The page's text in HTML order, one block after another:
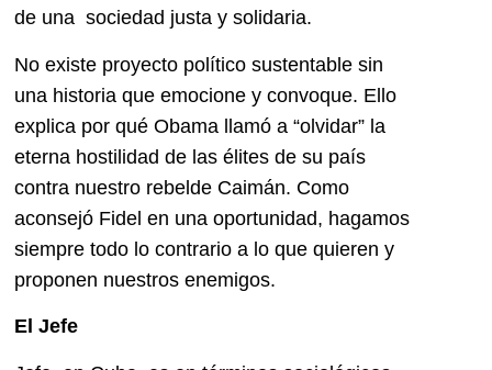
de una sociedad justa y solidaria.
No existe proyecto político sustentable sin
una historia que emocione y convoque. Ello
explica por qué Obama llamó a “olvidar” la
eterna hostilidad de las élites de su país
contra nuestro rebelde Caimán. Como
aconsejó Fidel en una oportunidad, hagamos
siempre todo lo contrario a lo que quieren y
proponen nuestros enemigos.
El Jefe